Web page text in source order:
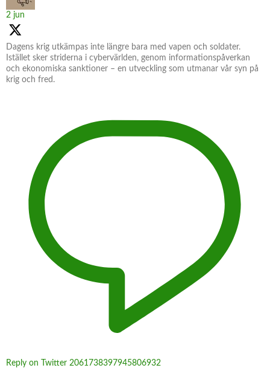
2 jun
Dagens krig utkämpas inte längre bara med vapen och soldater.
Istället sker striderna i cybervärlden, genom informationspåverkan
och ekonomiska sanktioner – en utveckling som utmanar vår syn på
krig och fred.
Reply on Twitter 2061738397945806932